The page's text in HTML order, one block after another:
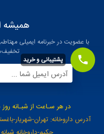
همیشه
با عضویت در خبرنامه ایمیلی
آدرس ایمیل شما ...
در هر سـاعت از شبـانه روز
آدرس داروخانه: تهران-شهریار-
پشتیبانی و خرید